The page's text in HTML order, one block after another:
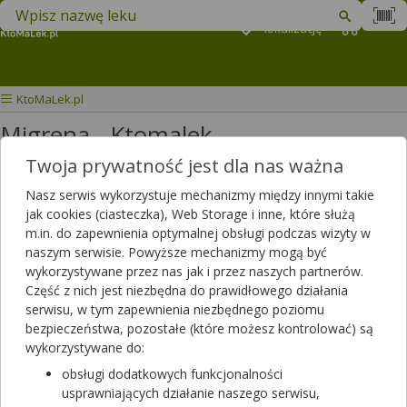
lokalizację
Znajdź lek w swojej okolicy
KtoMaLek.pl
Migrena - Ktomalek
Wybierz grupę produktów
Migrena to powtarzający się, najczęściej jednostronny, pulsujący
ból głowy. Często umiejscawia się nad okiem i zaczyna od
systematycznego dudnienia, stopniowo przeradzając w trudny do
zniesienia ból, całkowicie dezorganizując życie. Dodatkowo często
pojawiają się inne objawy jak światłowstręt, nadwrażliwość na
dźwięki i zapachy, nudności i wymioty. Niekiedy przed pojawieniem
się migreny pojawia się tzw. aura czyli ubytki w polu widzenia
najczęściej stosuje się leki przeciwbólowe. Oprócz tych leków w
aptekach dostępne sąsuplementy dietyzawierające szereg
Twoja prywatność jest dla nas ważna
Nasz serwis wykorzystuje mechanizmy między innymi takie
jak cookies (ciasteczka), Web Storage i inne, które służą
m.in. do zapewnienia optymalnej obsługi podczas wizyty w
naszym serwisie. Powyższe mechanizmy mogą być
wykorzystywane przez nas jak i przez naszych partnerów.
Część z nich jest niezbędna do prawidłowego działania
serwisu, w tym zapewnienia niezbędnego poziomu
bezpieczeństwa, pozostałe (które możesz kontrolować) są
wykorzystywane do:
obsługi dodatkowych funkcjonalności
usprawniających działanie naszego serwisu,